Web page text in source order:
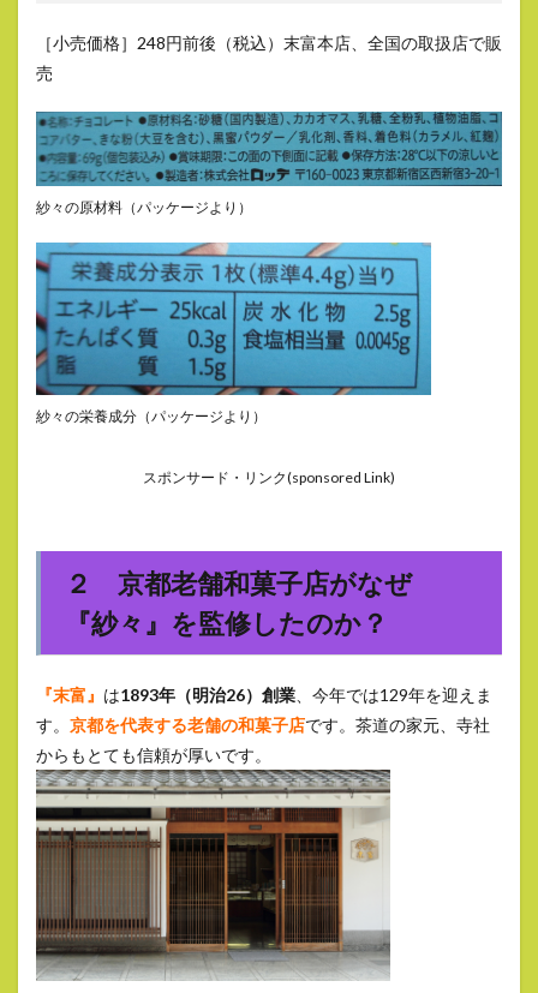
［小売価格］248円前後（税込）末富本店、全国の取扱店で販
売
紗々の原材料（パッケージより）
紗々の栄養成分（パッケージより）
スポンサード・リンク(sponsored Link)
２ 京都老舗和菓子店がなぜ
『紗々』を監修したのか？
『末富』 は1893年（明治26）創業 、今年では129年を迎えま
す。 京都を代表する老舗の和菓子店です。茶道の家元、寺社
からもとても信頼が厚いです。